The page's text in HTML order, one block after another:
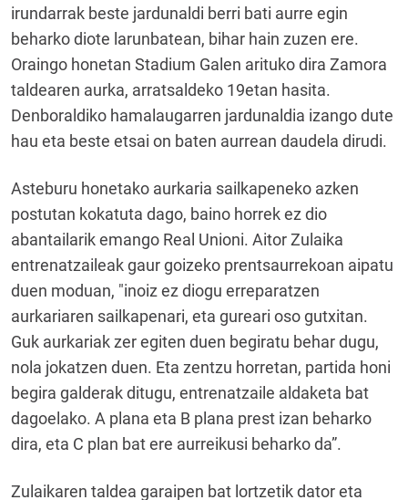
irundarrak beste jardunaldi berri bati aurre egin
beharko diote larunbatean, bihar hain zuzen ere.
Oraingo honetan Stadium Galen arituko dira Zamora
taldearen aurka, arratsaldeko 19etan hasita.
Denboraldiko hamalaugarren jardunaldia izango dute
hau eta beste etsai on baten aurrean daudela dirudi.
Asteburu honetako aurkaria sailkapeneko azken
postutan kokatuta dago, baino horrek ez dio
abantailarik emango Real Unioni. Aitor Zulaika
entrenatzaileak gaur goizeko prentsaurrekoan aipatu
duen moduan, "inoiz ez diogu erreparatzen
aurkariaren sailkapenari, eta gureari oso gutxitan.
Guk aurkariak zer egiten duen begiratu behar dugu,
nola jokatzen duen. Eta zentzu horretan, partida honi
begira galderak ditugu, entrenatzaile aldaketa bat
dagoelako. A plana eta B plana prest izan beharko
dira, eta C plan bat ere aurreikusi beharko da”.
Zulaikaren taldea garaipen bat lortzetik dator eta